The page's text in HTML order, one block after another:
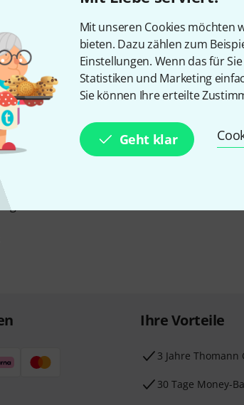
Mit unseren Cookies möchten
bieten. Dazu zählen zum
Einstellungen. Wenn das für
Statistiken und Marketing
Sie können Ihre erteilte
Geht klar
Teilen
Newsletter und gewinne mit etwas
Ihre Vorteile
3 Jahre Thomann
30 Tage Money-